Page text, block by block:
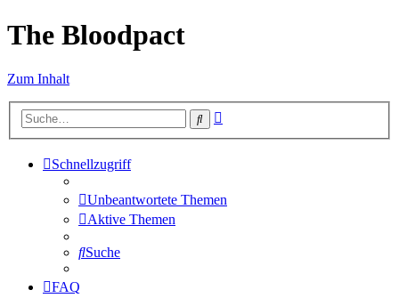
The Bloodpact
Zum Inhalt
Suche
Schnellzugriff
Unbeantwortete Themen
Aktive Themen
Suche
FAQ